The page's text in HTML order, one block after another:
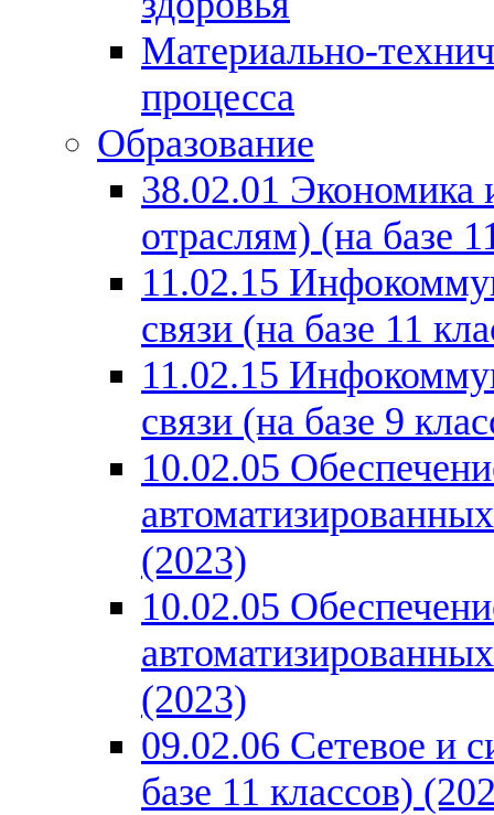
Материально-
процесса
Образование
38.02.01 Экономика
отраслям) (на базе
11.02.15
связи (на базе 11
11.02.15
связи (на базе 9
10.02.05
(2023)
10.02.05
(2023)
09.02.06 Сетевое и
базе 11 классов)